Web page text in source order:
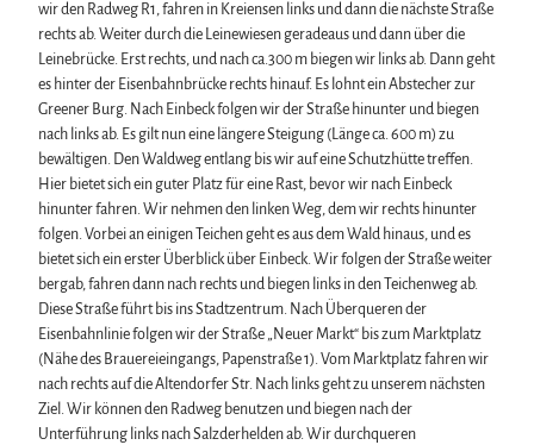
wir den Radweg R1, fahren in Kreiensen links und dann die nächste Straße
rechts ab. Weiter durch die Leinewiesen geradeaus und dann über die
Leinebrücke. Erst rechts, und nach ca.300 m biegen wir links ab. Dann geht
es hinter der Eisenbahnbrücke rechts hinauf. Es lohnt ein Abstecher zur
Greener Burg. Nach Einbeck folgen wir der Straße hinunter und biegen
nach links ab. Es gilt nun eine längere Steigung (Länge ca. 600 m) zu
bewältigen. Den Waldweg entlang bis wir auf eine Schutzhütte treffen.
Hier bietet sich ein guter Platz für eine Rast, bevor wir nach Einbeck
hinunter fahren. Wir nehmen den linken Weg, dem wir rechts hinunter
folgen. Vorbei an einigen Teichen geht es aus dem Wald hinaus, und es
bietet sich ein erster Überblick über Einbeck. Wir folgen der Straße weiter
bergab, fahren dann nach rechts und biegen links in den Teichenweg ab.
Diese Straße führt bis ins Stadtzentrum. Nach Überqueren der
Eisenbahnlinie folgen wir der Straße „Neuer Markt“ bis zum Marktplatz
(Nähe des Brauereieingangs, Papenstraße 1). Vom Marktplatz fahren wir
nach rechts auf die Altendorfer Str. Nach links geht zu unserem nächsten
Ziel. Wir können den Radweg benutzen und biegen nach der
Unterführung links nach Salzderhelden ab. Wir durchqueren